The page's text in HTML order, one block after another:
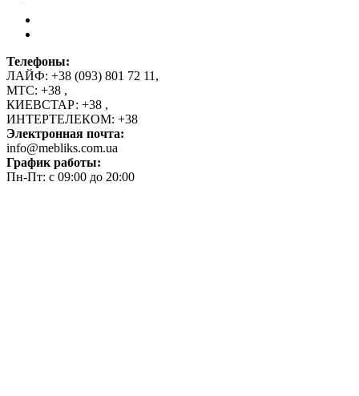
Телефоны:
ЛАЙФ: +38 (093) 801 72 11 ,
МТС: +38 ,
КИЕВСТАР: +38 ,
ИНТЕРТЕЛЕКОМ: +38
Электронная почта:
info@mebliks.com.ua
График работы:
Пн-Пт: с 09:00 до 20:00